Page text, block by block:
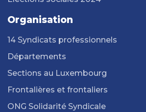
Organisation
14 Syndicats professionnels
Départements
Sections au Luxembourg
Frontalières et frontaliers
ONG Solidarité Syndicale